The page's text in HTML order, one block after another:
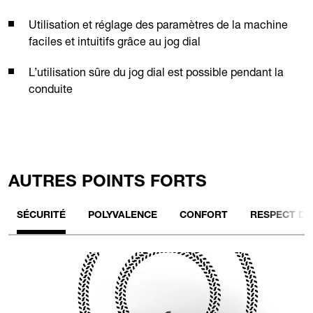
Utilisation et réglage des paramètres de la machine
faciles et intuitifs grâce au jog dial
L’utilisation sûre du jog dial est possible pendant la
conduite
AUTRES POINTS FORTS
SÉCURITÉ POLYVALENCE CONFORT RESPECT